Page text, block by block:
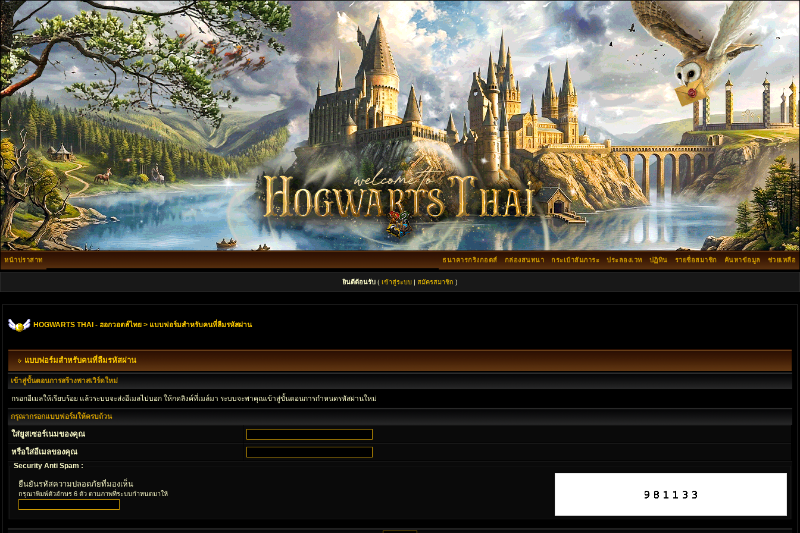
หน้าปราสาท ช่วยเหลือ
ค้นหาข้อมูล
รายชื่อสมาชิก
ปฏิทิน
ประลองเวท
กระเป๋าสัมภาระ
กล่องสนทนา
ธนาคารกริงกอตส์
ยินดีต้อนรับ ( เข้าสู่ระบบ | สมัครสมาชิก )
HOGWARTS THAI - ฮอกวอตส์ไทย > แบบฟอร์มสำหรับคนที่ลืมรหัสผ่าน
แบบฟอร์มสำหรับคนที่ลืมรหัสผ่าน
เข้าสู่ขั้นตอนการสร้างพาสเวิร์ดใหม่
กรอกอีเมลให้เรียบร้อย แล้วระบบจะส่งอีเมลไปบอก ให้กดลิงค์ที่เมล์มา ระบบจะพาคุณเข้าสู่ขั้นตอนการกำหนดรหัสผ่านใหม่
กรุณากรอกแบบฟอร์มให้ครบถ้วน
ใส่ยูสเซอร์เนมของคุณ
หรือใส่อีเมลของคุณ
Security Anti Spam :
ยืนยันรหัสความปลอดภัยที่มองเห็น
กรุณาพิมพ์ตัวอักษร 6 ตัว ตามภาพที่ระบบกำหนดมาให้